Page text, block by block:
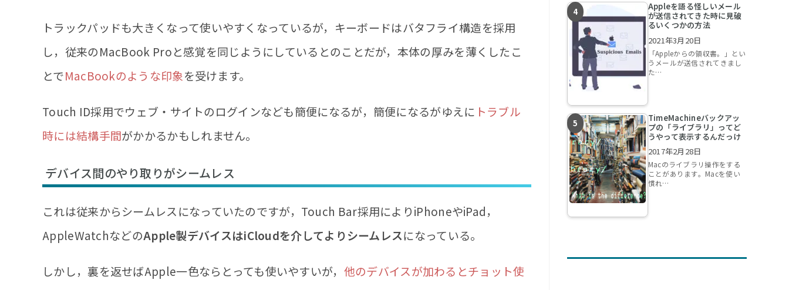
トラックパッドも大きくなって使いやすくなっているが，キーボードはバタフライ構造を採用
し，従来のMacBook Proと感覚を同じようにしているとのことだが，本体の厚みを薄くしたこ
とでMacBookのような印象を受けます。
Touch ID採用でウェブ・サイトのログインなども簡便になるが，簡便になるがゆえに トラブル
時には結構手間がかかるかもしれません。
デバイス間のやり取りがシームレス
これは従来からシームレスになっていたのですが，Touch Bar採用によりiPhoneやiPad，
AppleWatchなどのApple製デバイスはiCloudを介してよりシームレスになっている。
しかし，裏を返せばApple一色ならとっても使いやすいが， 他のデバイスが加わるとチョット使
Appleを語る怪しいメール
が送信されてきた時に見破
るいくつかの方法
2021年3月20日
「Appleからの領収書。」とい
うメールが送信されてきまし
た…
TimeMachineバックアッ
プの「ライブラリ」ってど
うやって表示するんだっけ
2017年2月28日
Macのライブラリ操作をする
ことがあります。Macを使い
慣れ…